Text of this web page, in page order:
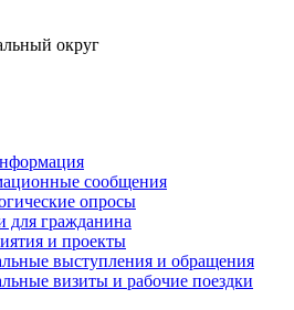
округ
сообщения
опросы
для гражданина
и проекты
выступления и обращения
визиты и рабочие поездки